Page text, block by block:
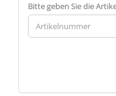
BITTE
GEBEN
SIE
DIE
EIN.
Bitte geben Sie die